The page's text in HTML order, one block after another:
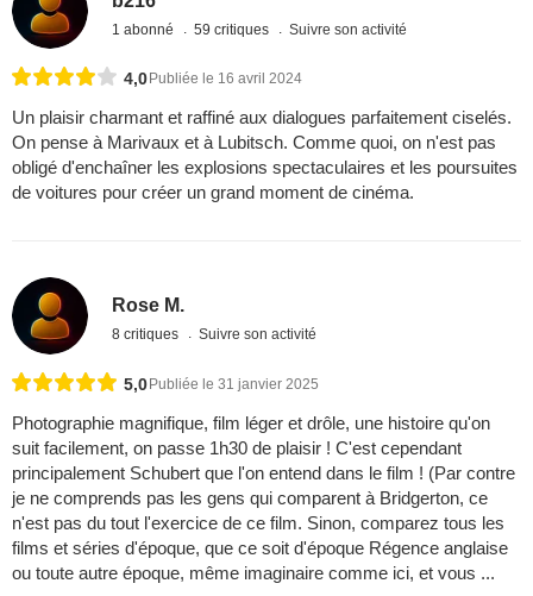
1 abonné 59 critiques Suivre son activité
4,0 Publiée le 16 avril 2024
Un plaisir charmant et raffiné aux dialogues parfaitement ciselés.
On pense à Marivaux et à Lubitsch. Comme quoi, on n'est pas
obligé d'enchaîner les explosions spectaculaires et les poursuites
de voitures pour créer un grand moment de cinéma.
Rose M.
8 critiques Suivre son activité
5,0Publiée le 31 janvier 2025
Photographie magnifique, film léger et drôle, une histoire qu'on
suit facilement, on passe 1h30 de plaisir ! C'est cependant
principalement Schubert que l'on entend dans le film ! (Par contre
je ne comprends pas les gens qui comparent à Bridgerton, ce
n'est pas du tout l'exercice de ce film. Sinon, comparez tous les
films et séries d'époque, que ce soit d'époque Régence anglaise
ou toute autre époque, même imaginaire comme ici, et vous ...